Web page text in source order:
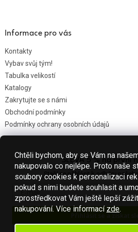
Chtěli bychom, aby se Vám na
nakupovalo co nejlépe. Proto naše
soubory cookies k personalizaci
pokud s nimi budete souhlasit a
zprostředkovat Vám ještě lepší
nakupování. Více informací zde.
Informace pro vás
Kontakty
Vybav svůj tým!
Tabulka velikostí
Katalogy
Zakrytujte se s námi
Obchodní podmínky
Podmínky ochrany osobních údajů
Nákupní košík
0KS /0 KČ
SLEVA 5 % na první
Stačí se přihlásit k odběru
Přihlásit se a získat